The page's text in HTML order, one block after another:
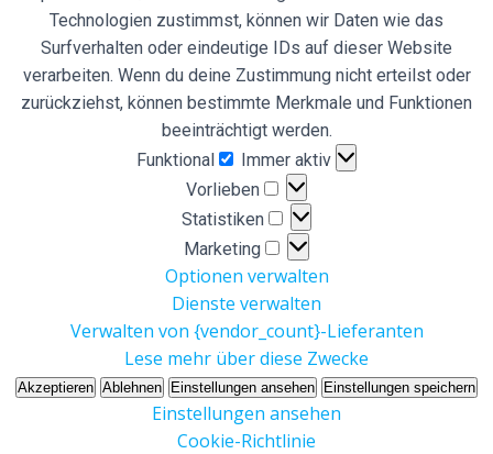
Technologien zustimmst, können wir Daten wie das
Surfverhalten oder eindeutige IDs auf dieser Website
verarbeiten. Wenn du deine Zustimmung nicht erteilst oder
zurückziehst, können bestimmte Merkmale und Funktionen
beeinträchtigt werden.
Funktional
Funktional
Immer aktiv
Vorlieben
Vorlieben
Statistiken
Statistiken
Marketing
Marketing
Optionen verwalten
Dienste verwalten
Verwalten von {vendor_count}-Lieferanten
Lese mehr über diese Zwecke
Akzeptieren Ablehnen Einstellungen ansehen Einstellungen speichern
Einstellungen ansehen
Cookie-Richtlinie